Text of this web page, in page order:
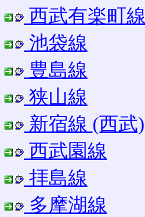
西武有楽町線
池袋線
豊島線
狭山線
新宿線 (西武)
西武園線
拝島線
多摩湖線